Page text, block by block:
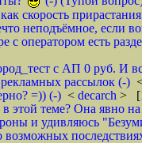
скорость
неподъёмное, если
с оператором есть
с АП 0 руб. И
рассылок (-)
=)) (-) < decarch >
этой теме? Она явно
и удивляюсь
о возможных